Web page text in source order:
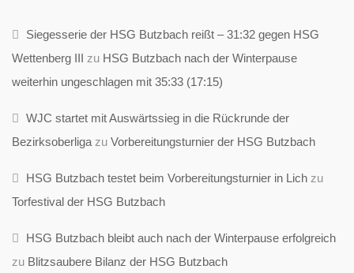
Siegesserie der HSG Butzbach reißt – 31:32 gegen HSG
Wettenberg III zu HSG Butzbach nach der Winterpause
weiterhin ungeschlagen mit 35:33 (17:15)
WJC startet mit Auswärtssieg in die Rückrunde der
Bezirksoberliga zu Vorbereitungsturnier der HSG Butzbach
HSG Butzbach testet beim Vorbereitungsturnier in Lich zu
Torfestival der HSG Butzbach
HSG Butzbach bleibt auch nach der Winterpause erfolgreich
zu Blitzsaubere Bilanz der HSG Butzbach